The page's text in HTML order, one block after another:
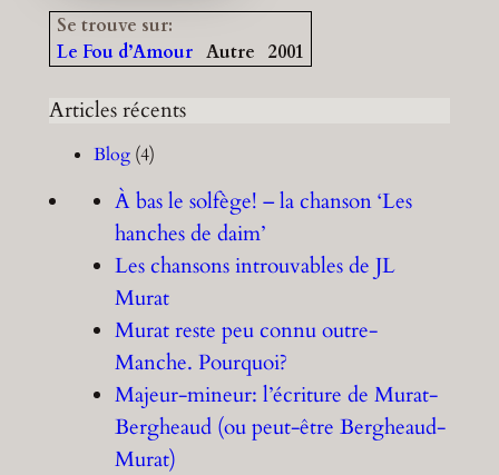
Se trouve sur:
Le Fou d’Amour Autre 2001
Articles récents
Blog(4)
À bas le solfège! – la chanson ‘Les
hanches de daim’
Les chansons introuvables de JL
Murat
Murat reste peu connu outre-
Manche. Pourquoi?
Majeur-mineur: l’écriture de Murat-
Bergheaud (ou peut-être Bergheaud-
Murat)